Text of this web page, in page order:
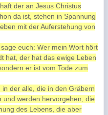
der an Jesus Christus
da ist, stehen in Spannung
mit der Auferstehung von
euch: Wer mein Wort hört
hat, der hat das ewige Leben
er ist vom Tode zum
in der alle, die in den Gräbern
und werden hervorgehen, die
des Lebens, die aber